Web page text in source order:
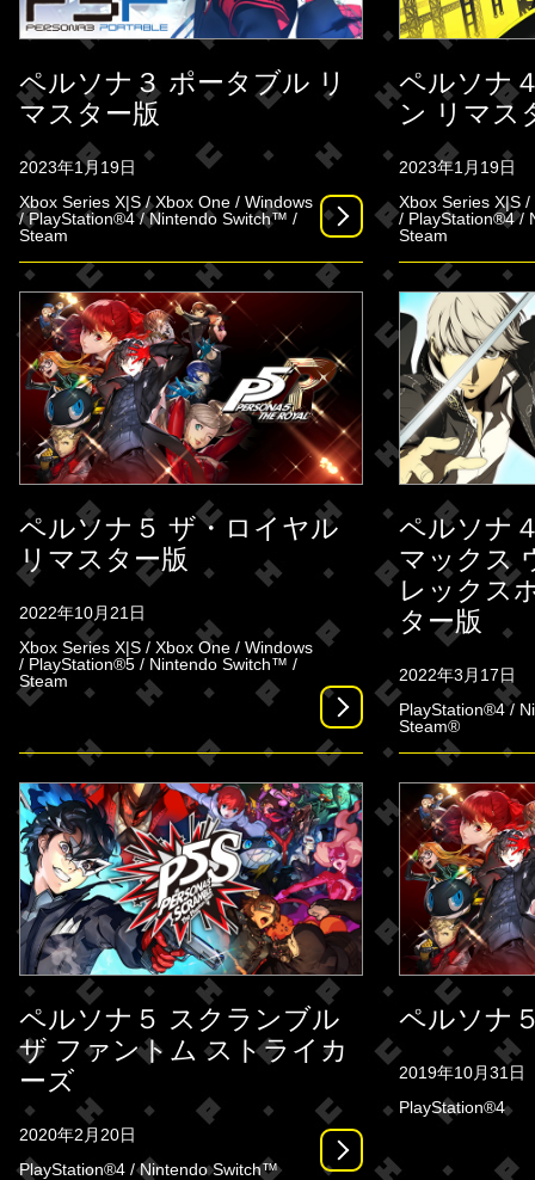
ペルソナ３ ポータブル リ
マスター版
2023年1月19日
Xbox Series X|S / Xbox One / Windows
/ PlayStation®4 / Nintendo Switch™ /
Steam
ペルソナ
ン リマス
2023年1月19日
Xbox Series X|S
/ PlayStation®4 /
Steam
ペルソナ５ ザ・ロイヤル
リマスター版
2022年10月21日
Xbox Series X|S / Xbox One / Windows
/ PlayStation®5 / Nintendo Switch™ /
Steam
ペルソナ
マックス
レックス
ター版
2022年3月17日
PlayStation®4 /
Steam®
ペルソナ５ スクランブル
ザ ファントム ストライカ
ーズ
2020年2月20日
PlayStation®4 / Nintendo Switch™
ペルソナ
2019年10月31日
PlayStation®4